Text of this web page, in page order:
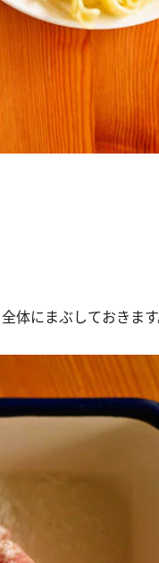
体にまぶしておきま